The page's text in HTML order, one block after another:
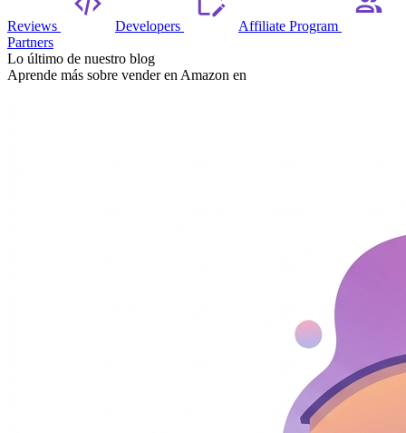
Reviews Developers
Affiliate Program
Partners
Lo último de nuestro blog
Aprende más sobre vender en Amazon en